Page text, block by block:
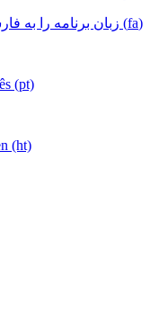
(fa) زبان برنامه را به فارسی تغییر دهید
(pt)
(ht)